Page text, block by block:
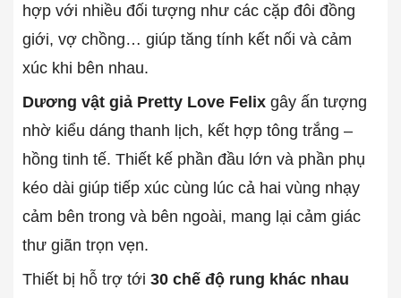
hợp với nhiều đối tượng như các cặp đôi đồng
giới, vợ chồng… giúp tăng tính kết nối và cảm
xúc khi bên nhau.
Dương vật giả Pretty Love Felix gây ấn tượng
nhờ kiểu dáng thanh lịch, kết hợp tông trắng –
hồng tinh tế. Thiết kế phần đầu lớn và phần phụ
kéo dài giúp tiếp xúc cùng lúc cả hai vùng nhạy
cảm bên trong và bên ngoài, mang lại cảm giác
thư giãn trọn vẹn.
Thiết bị hỗ trợ tới 30 chế độ rung khác nhau